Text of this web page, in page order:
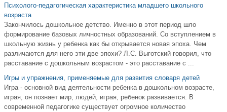
Психолого-педагогическая характеристика младшего школьного
возраста
Закончилось дошкольное детство. Именно в этот период шло
формирование базовых личностных образований. Со вступлением в
школьную жизнь у ребенка как бы открывается новая эпоха. Чем
различаются для него эти две эпохи? Л.С. Выготский говорил, что
расставание с дошкольным возрастом - это расставание с ...
Игры и упражнения, применяемые для развития словаря детей
Игра - основной вид деятельности ребенка в дошкольном возрасте,
играя, он познает мир, людей, играя, ребенок развивается. В
современной педагогике существует огромное количество